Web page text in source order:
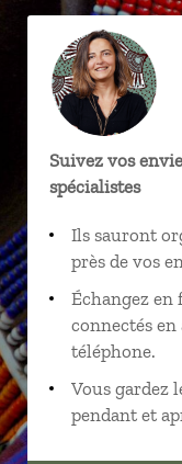
Suivez vos
spécialistes
Ils sauront
près de vos
Échangez en
connectés en
téléphone.
Vous gardez
pendant et